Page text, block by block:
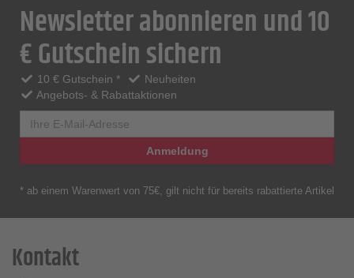
Newsletter abonnieren und 10
€ Gutschein sichern
10 € Gutschein *
Neuheiten
Angebots- & Rabattaktionen
Anmeldung
* ab einem Warenwert von 75€, gilt nicht für bereits rabattierte Artikel
Kontakt